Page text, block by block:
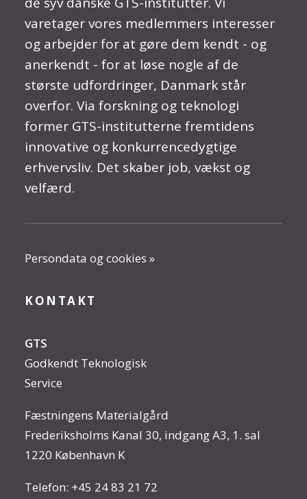
varetager vores medlemmers interesser
og arbejder for at gøre dem kendt - og
anerkendt - for at løse nogle af de
største udfordringer, Danmark står
overfor. Via forskning og teknologi
former GTS-institutterne fremtidens
innovative og konkurrencedygtige
erhvervsliv. Det skaber job, vækst og
velfærd.
Persondata og cookies »
KONTAKT
GTS
Godkendt Teknologisk
Service
Fæstningens Materialgård
Frederiksholms Kanal 30, indgang A3, 1. sal
1220 København K
Telefon: +45 24 83 21 72